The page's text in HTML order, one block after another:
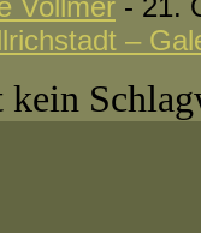
Vollmer - 21.
–
kein